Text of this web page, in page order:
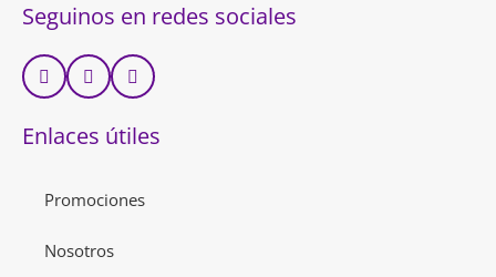
Seguinos en redes sociales
Enlaces útiles
Promociones
Nosotros